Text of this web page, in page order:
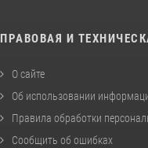
ПРАВОВАЯ И
О сайте
Об использовании
Правила обработки
Сообщить об ошибках